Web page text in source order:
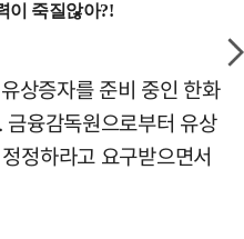
상증자를 준비 중인 한화
융감독원으로부터 유상
정하라고 요구받으면서